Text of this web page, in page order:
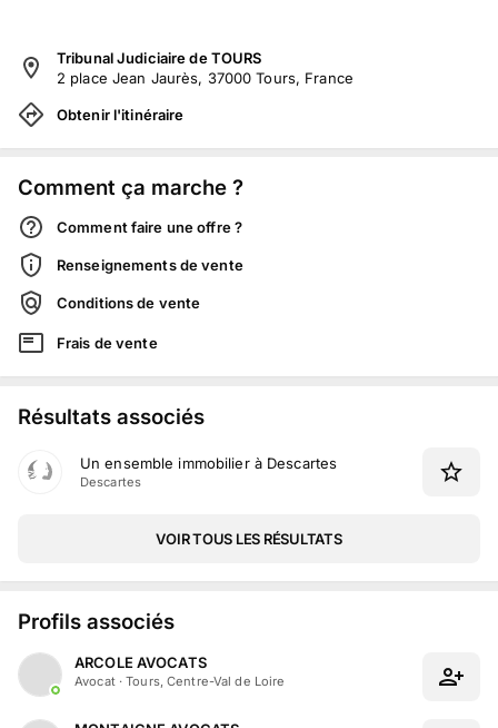
Tribunal Judiciaire de TOURS
2 place Jean Jaurès, 37000 Tours, France
Obtenir l'itinéraire
Comment ça marche ?
Comment faire une offre ?
Renseignements de vente
Conditions de vente
Frais de vente
Résultats associés
Un ensemble immobilier à Descartes
Descartes
VOIR TOUS LES RÉSULTATS
Profils associés
ARCOLE AVOCATS
Avocat·Tours, Centre-Val de Loire